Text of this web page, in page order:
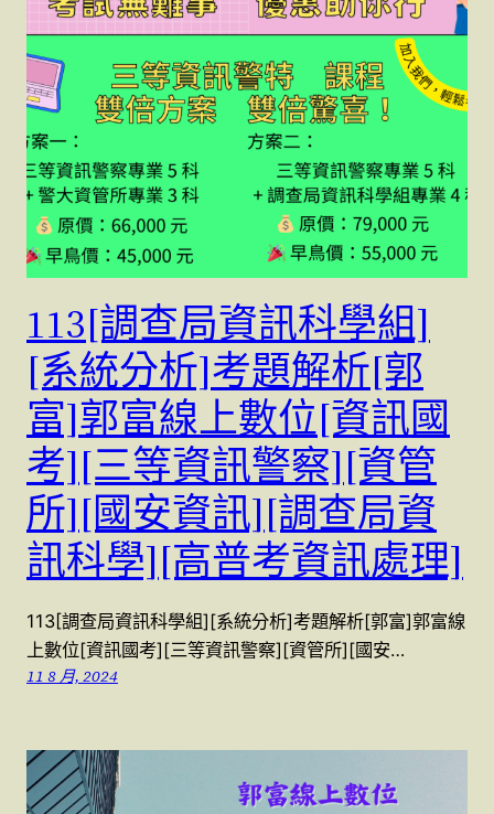
113[調查局資訊科學組]
[系統分析]考題解析[郭
富]郭富線上數位[資訊國
考][三等資訊警察][資管
所][國安資訊][調查局資
訊科學][高普考資訊處理]
113[調查局資訊科學組][系統分析]考題解析[郭富]郭富線
上數位[資訊國考][三等資訊警察][資管所][國安…
11 8 月, 2024